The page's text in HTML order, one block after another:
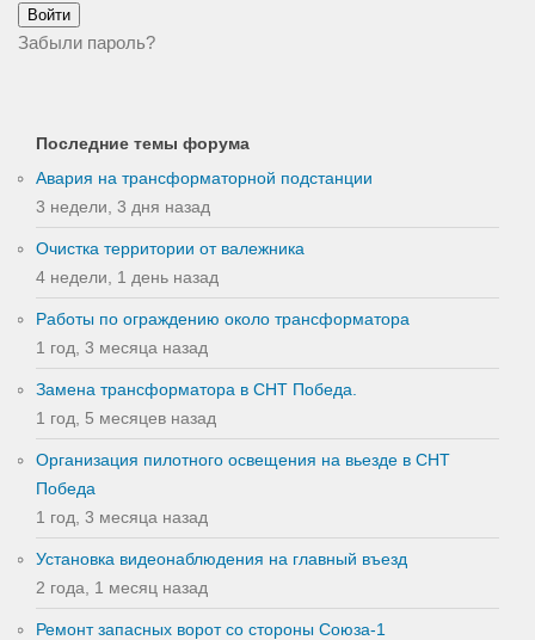
Войти
Забыли пароль?
Последние темы форума
Авария на трансформаторной подстанции
3 недели, 3 дня назад
Очистка территории от валежника
4 недели, 1 день назад
Работы по ограждению около трансформатора
1 год, 3 месяца назад
Замена трансформатора в СНТ Победа.
1 год, 5 месяцев назад
Организация пилотного освещения на вьезде в СНТ
Победа
1 год, 3 месяца назад
Установка видеонаблюдения на главный въезд
2 года, 1 месяц назад
Ремонт запасных ворот со стороны Союза-1